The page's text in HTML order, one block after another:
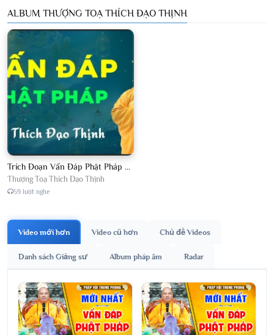
ALBUM THƯỢNG TOẠ THÍCH ĐẠO THỊNH
Trích Đoạn Vấn Đáp Phật Pháp 2026
Thượng Toạ Thích Đạo Thịnh
59 lượt nghe
Video mới hơn Video cũ hơn Chủ đề Videos
Danh sách Giảng sư Album pháp âm Radar